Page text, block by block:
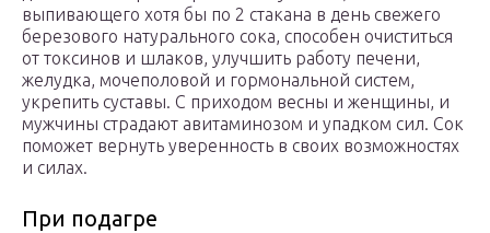
выпивающего хотя бы по 2 стакана в день свежего
березового натурального сока, способен очиститься
от токсинов и шлаков, улучшить работу печени,
желудка, мочеполовой и гормональной систем,
укрепить суставы. С приходом весны и женщины, и
мужчины страдают авитаминозом и упадком сил. Сок
поможет вернуть уверенность в своих возможностях
и силах.
При подагре